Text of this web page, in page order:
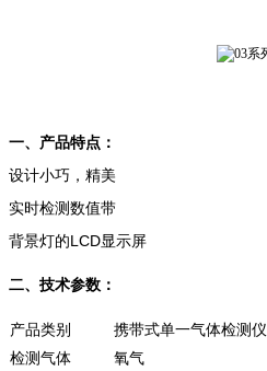
一、产品特点：
设计小巧，精美
实时检测数值带
背景灯的LCD显示屏
二、技术参数：
产品类别
携带式单一气体检测仪
检测气体
氧气